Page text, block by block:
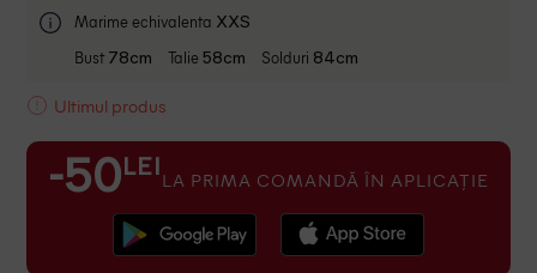
Marime echivalenta XXS
Bust 78cm Talie 58cm Solduri 84cm
Ultimul produs
-50 LEI LA PRIMA COMANDĂ ÎN APLICAȚIE